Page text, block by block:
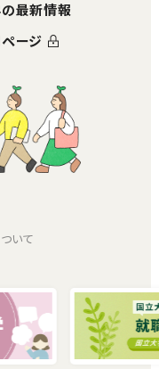
最新情報
ージ
いて